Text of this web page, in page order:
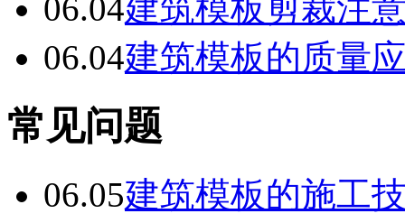
06.04建筑模板剪裁注
06.04建筑模板的质量
常见问题
06.05建筑模板的施工